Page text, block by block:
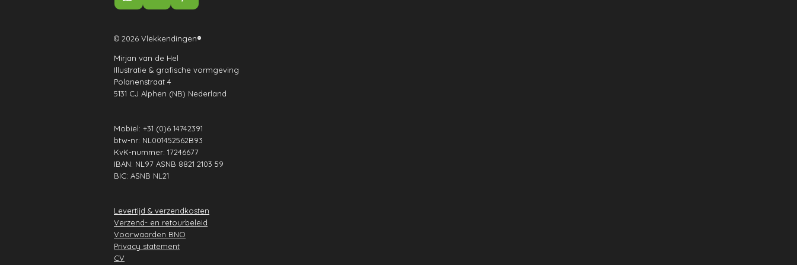
e
o
k
t
g
a
m
k
d
I
h
t
A
p
p
o
T
b
e
i
t
e
s
t
© 2026 Vlekkendingen®
Mirjan van de Hel
Illustratie & grafische vormgeving
Polanenstraat 4
5131 CJ Alphen (NB) Nederland
Mobiel: +31 (0)6 14742391
btw-nr: NL001452562B93
KvK-nummer: 17246677
IBAN: NL97 ASNB 8821 2103 59
BIC: ASNB NL21
Levertijd & verzendkosten
Verzend- en retourbeleid
Voorwaarden BNO
Privacy statement
CV